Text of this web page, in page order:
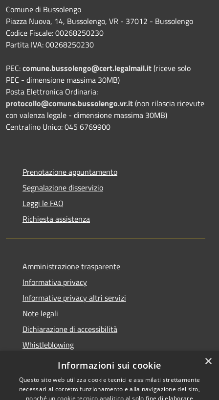
Comune di Bussolengo
Piazza Nuova, 14, Bussolengo, VR - 37012 - Bussolengo
Codice Fiscale: 00268250230
Partita IVA: 00268250230
PEC:comune.bussolengo@cert.legalmail.it(riceve solo
PEC - dimensione massima 30MB)
Posta Elettronica Ordinaria:
protocollo@comune.bussolengo.vr.it(non rilascia ricevute
con valenza legale - dimensione massima 30MB)
Centralino Unico: 045 6769900
Prenotazione appuntamento
Segnalazione disservizio
Leggi le FAQ
Richiesta assistenza
Amministrazione trasparente
Informativa privacy
Informative privacy altri servizi
Note legali
Dichiarazione di accessibilità
Whistleblowing
RSS
Copyright © 2026 • Comune di
×
Informazioni sui cookie
Questo sito web utilizza cookie tecnici e assimilati strettamente
necessari al corretto funzionamento e alla navigazione del sito,
nonché un cookie tecnico analitico al solo fine di elaborare